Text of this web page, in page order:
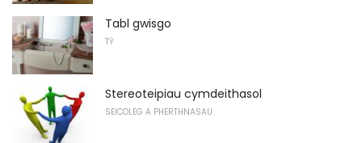
Tabl gwisgo
TŶ
Stereoteipiau cymdeithasol
SEICOLEG A PHERTHNASAU